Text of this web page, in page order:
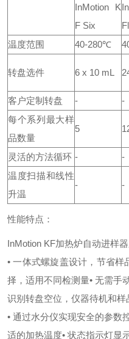
InMotion K
F Six
温度范围 40-280℃
转盘选件 6 x 10 mL
客户定制转盘
- -
每个系列最大样
品数量
5
灵活的方法循环 - -
温度扫描和线性
升温
- -
性能特点：
InMotion KF加热炉自动进样器
• 一体式螺旋盖设计，节省样
择，适用不同检测量• 无需手
识别转盘空位，仪器待机和样
• 通过水分仪实现安全的参数
适的加热温度• 状态指示灯显